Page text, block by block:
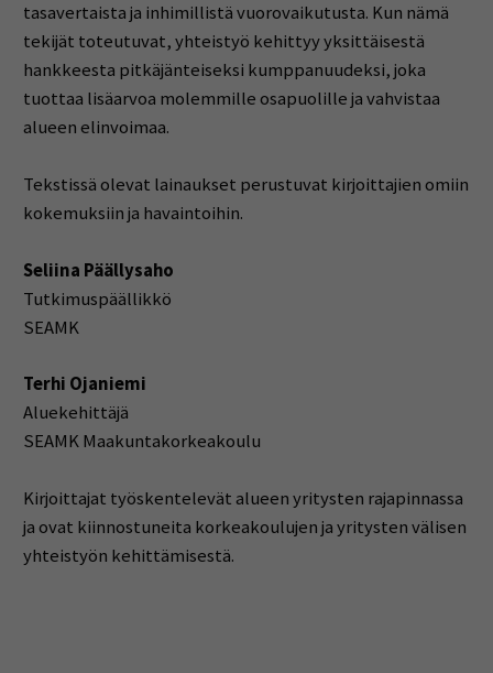
tasavertaista ja inhimillistä vuorovaikutusta. Kun nämä
tekijät toteutuvat, yhteistyö kehittyy yksittäisestä
hankkeesta pitkäjänteiseksi kumppanuudeksi, joka
tuottaa lisäarvoa molemmille osapuolille ja vahvistaa
alueen elinvoimaa.
Tekstissä olevat lainaukset perustuvat kirjoittajien omiin
kokemuksiin ja havaintoihin.
Seliina Päällysaho
Tutkimuspäällikkö
SEAMK
Terhi Ojaniemi
Aluekehittäjä
SEAMK Maakuntakorkeakoulu
Kirjoittajat työskentelevät alueen yritysten rajapinnassa
ja ovat kiinnostuneita korkeakoulujen ja yritysten välisen
yhteistyön kehittämisestä.